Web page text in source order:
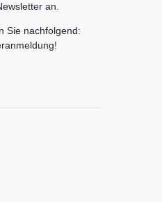
an.
Sie nachfolgend:
!